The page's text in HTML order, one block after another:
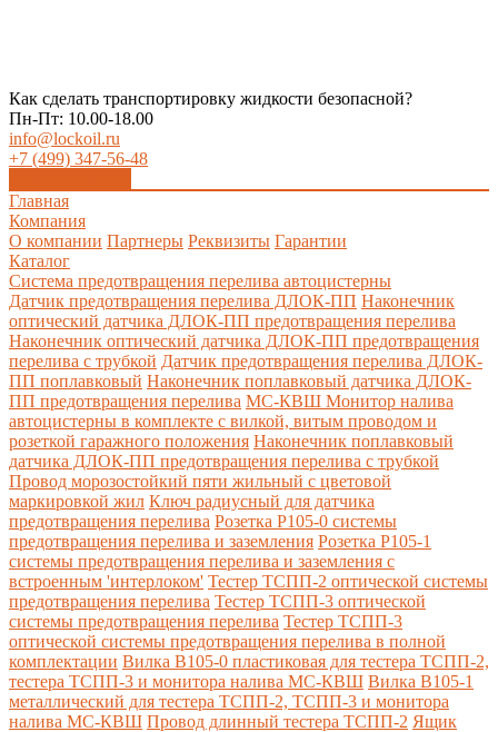
Как сделать транспортировку жидкости безопасной?
Пн-Пт: 10.00-18.00
info@lockoil.ru
+7 (499) 347-56-48
Главная
Компания
О компании Партнеры Реквизиты Гарантии
Каталог
Система предотвращения перелива автоцистерны
Датчик предотвращения перелива ДЛОК-ПП Наконечник
оптический датчика ДЛОК-ПП предотвращения перелива
Наконечник оптический датчика ДЛОК-ПП предотвращения
перелива с трубкой Датчик предотвращения перелива ДЛОК-
ПП поплавковый Наконечник поплавковый датчика ДЛОК-
ПП предотвращения перелива МС-КВШ Монитор налива
автоцистерны в комплекте с вилкой, витым проводом и
розеткой гаражного положения Наконечник поплавковый
датчика ДЛОК-ПП предотвращения перелива с трубкой
Провод морозостойкий пяти жильный с цветовой
маркировкой жил Ключ радиусный для датчика
предотвращения перелива Розетка Р105-0 системы
предотвращения перелива и заземления Розетка Р105-1
системы предотвращения перелива и заземления с
встроенным 'интерлоком' Тестер ТСПП-2 оптической системы
предотвращения перелива Тестер ТСПП-3 оптической
системы предотвращения перелива Тестер ТСПП-3
оптической системы предотвращения перелива в полной
комплектации Вилка В105-0 пластиковая для тестера ТСПП-2,
тестера ТСПП-3 и монитора налива МС-КВШ Вилка В105-1
металлический для тестера ТСПП-2, ТСПП-3 и монитора
налива МС-КВШ Провод длинный тестера ТСПП-2 Ящик